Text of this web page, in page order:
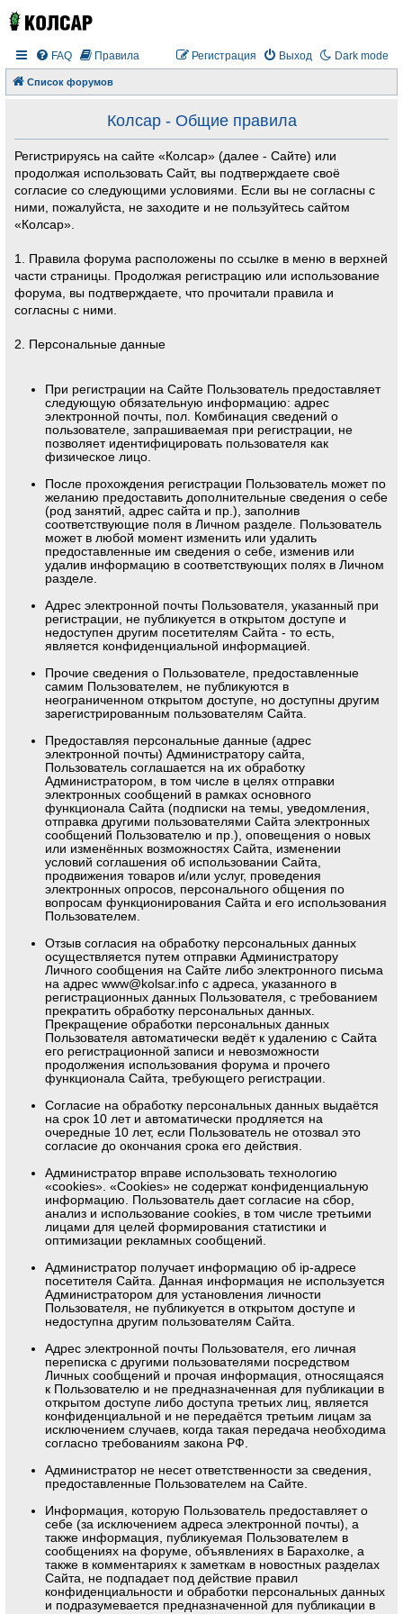
Dark mode
FAQ Правила Выход
Регистрация
Список форумов
Колсар - Общие правила
Регистрируясь на сайте «Колсар» (далее - Сайте) или
продолжая использовать Сайт, вы подтверждаете своё
согласие со следующими условиями. Если вы не согласны с
ними, пожалуйста, не заходите и не пользуйтесь сайтом
«Колсар».
1. Правила форума расположены по ссылке в меню в верхней
части страницы. Продолжая регистрацию или использование
форума, вы подтверждаете, что прочитали правила и
согласны с ними.
2. Персональные данные
При регистрации на Сайте Пользователь предоставляет
следующую обязательную информацию: адрес
электронной почты, пол. Комбинация сведений о
пользователе, запрашиваемая при регистрации, не
позволяет идентифицировать пользователя как
физическое лицо.
После прохождения регистрации Пользователь может по
желанию предоставить дополнительные сведения о себе
(род занятий, адрес сайта и пр.), заполнив
соответствующие поля в Личном разделе. Пользователь
может в любой момент изменить или удалить
предоставленные им сведения о себе, изменив или
удалив информацию в соответствующих полях в Личном
разделе.
Адрес электронной почты Пользователя, указанный при
регистрации, не публикуется в открытом доступе и
недоступен другим посетителям Сайта - то есть,
является конфиденциальной информацией.
Прочие сведения о Пользователе, предоставленные
самим Пользователем, не публикуются в
неограниченном открытом доступе, но доступны другим
зарегистрированным пользователям Сайта.
Предоставляя персональные данные (адрес
электронной почты) Администратору сайта,
Пользователь соглашается на их обработку
Администратором, в том числе в целях отправки
электронных сообщений в рамках основного
функционала Сайта (подписки на темы, уведомления,
отправка другими пользователями Сайта электронных
сообщений Пользователю и пр.), оповещения о новых
или изменённых возможностях Сайта, изменении
условий соглашения об использовании Сайта,
продвижения товаров и/или услуг, проведения
электронных опросов, персонального общения по
вопросам функционирования Сайта и его использования
Пользователем.
Отзыв согласия на обработку персональных данных
осуществляется путем отправки Администратору
Личного сообщения на Сайте либо электронного письма
на адресwww@kolsar.info с адреса, указанного в
регистрационных данных Пользователя, с требованием
прекратить обработку персональных данных.
Прекращение обработки персональных данных
Пользователя автоматически ведёт к удалению с Сайта
его регистрационной записи и невозможности
продолжения использования форума и прочего
функционала Сайта, требующего регистрации.
Согласие на обработку персональных данных выдаётся
на срок 10 лет и автоматически продляется на
очередные 10 лет, если Пользователь не отозвал это
согласие до окончания срока его действия.
Администратор вправе использовать технологию
«cookies». «Cookies» не содержат конфиденциальную
информацию. Пользователь дает согласие на сбор,
анализ и использование cookies, в том числе третьими
лицами для целей формирования статистики и
оптимизации рекламных сообщений.
Администратор получает информацию об ip-адресе
посетителя Сайта. Данная информация не используется
Администратором для установления личности
Пользователя, не публикуется в открытом доступе и
недоступна другим пользователям Сайта.
Адрес электронной почты Пользователя, его личная
переписка с другими пользователями посредством
Личных сообщений и прочая информация, относящаяся
к Пользователю и не предназначенная для публикации в
открытом доступе либо доступа третьих лиц, является
конфиденциальной и не передаётся третьим лицам за
исключением случаев, когда такая передача необходима
согласно требованиям закона РФ.
Администратор не несет ответственности за сведения,
предоставленные Пользователем на Сайте.
Информация, которую Пользователь предоставляет о
себе (за исключением адреса электронной почты), а
также информация, публикуемая Пользователем в
сообщениях на форуме, объявлениях в Барахолке, а
также в комментариях к заметкам в новостных разделах
Сайта, не подпадает под действие правил
конфиденциальности и обработки персональных данных
и подразумевается предназначенной для публикации в